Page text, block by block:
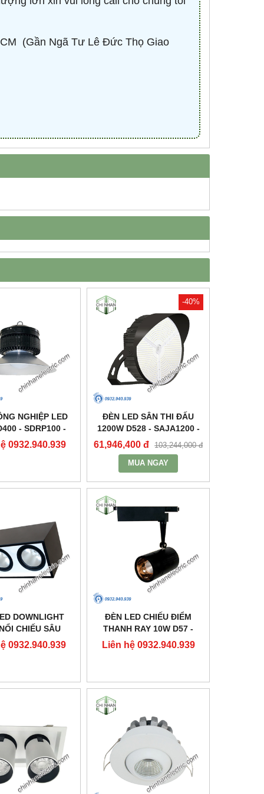
(Gần Ngã Tư Lê Đức Thọ Giao
NGHIỆP LED
- SDRP100 -
DUHAL
0932.940.939
-40%
ĐÈN LED SÂN THI ĐẤU
1200W D528 - SAJA1200 -
DUHAL
61,946,400 đ 103,244,000 đ
MUA NGAY
DOWNLIGHT
CHIẾU SÂU
- DFB2301
- DUHAL
0932.940.939
ĐÈN LED CHIẾU ĐIỂM
THANH RAY 10W D57 -
DIA1101 - DUHAL
Liên hệ 0932.940.939